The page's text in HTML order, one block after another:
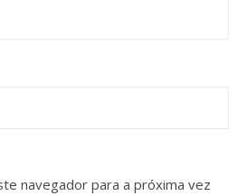
navegador para a próxima vez